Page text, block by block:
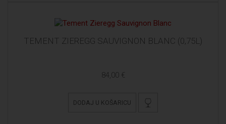
TEMENT ZIEREGG SAUVIGNON BLANC (0,75L)
84,00 €
DODAJ U KOŠARICU